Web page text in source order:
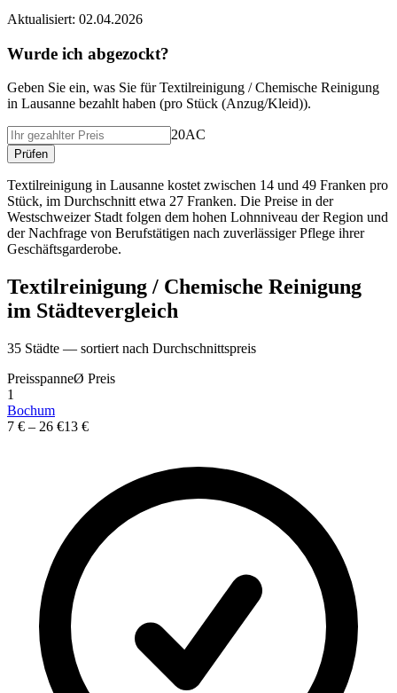
Aktualisiert: 02.04.2026
Wurde ich abgezockt?
Geben Sie ein, was Sie fürTextilreinigung / Chemische Reinigung
in Lausanne bezahlt haben (pro Stück (Anzug/Kleid)).
20AC
Prüfen
Textilreinigung in Lausanne kostet zwischen 14 und 49 Franken pro
Stück, im Durchschnitt etwa 27 Franken. Die Preise in der
Westschweizer Stadt folgen dem hohen Lohnniveau der Region und
der Nachfrage von Berufstätigen nach zuverlässiger Pflege ihrer
Geschäftsgarderobe.
Textilreinigung / Chemische Reinigung
im Städtevergleich
35 Städte — sortiert nach Durchschnittspreis
PreisspanneØ Preis
1
Bochum
7 € – 26 €13 €